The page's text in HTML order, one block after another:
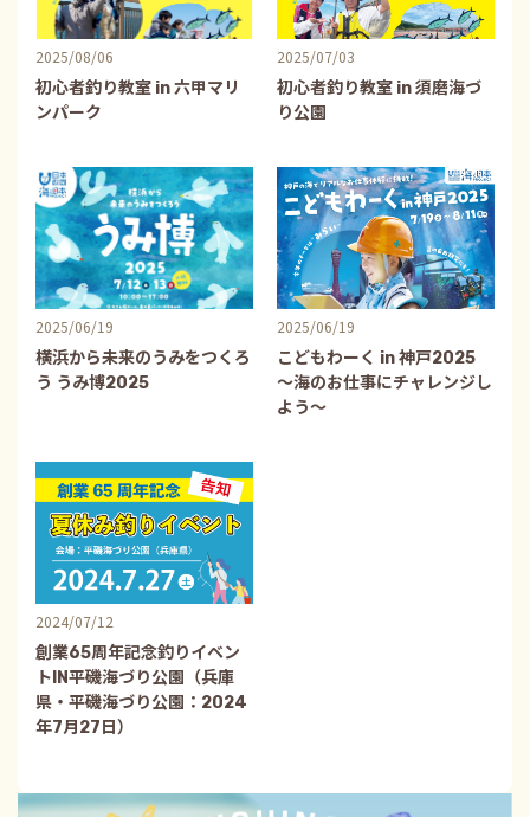
2025/08/06
初心者釣り教室 in 六甲マリ
ンパーク
2025/07/03
初心者釣り教室 in 須磨海づ
り公園
2025/06/19
横浜から未来のうみをつくろ
う うみ博2025
2025/06/19
こどもわーく in 神戸2025
～海のお仕事にチャレンジし
よう～
2024/07/12
創業65周年記念釣りイベン
トIN平磯海づり公園（兵庫
県・平磯海づり公園：2024
年7月27日）